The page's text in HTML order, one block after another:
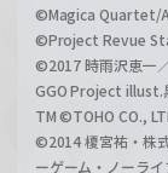
©Magica Quartet/
©Project Revue
©2017 時雨沢恵一
GGO Project illust.
TM ©TOHO CO.,
©2014 榎宮祐・株
ーゲーム・ノーラ